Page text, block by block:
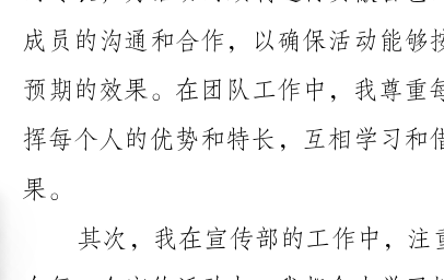
视野和提高自己的工作能力。